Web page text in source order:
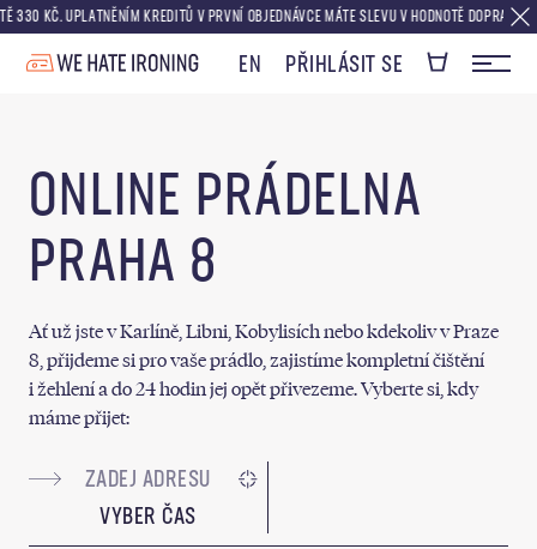
UPLATNĚNÍM KREDITŮ V PRVNÍ OBJEDNÁVCE MÁTE SLEVU V HODNOTĚ DOPRAVY
EN PŘIHLÁSIT SE
ONLINE PRÁDELNA
PRAHA 8
Ať už jste v Karlíně, Libni, Kobylisích nebo kdekoliv v Praze
8, přijdeme si pro vaše prádlo, zajistíme kompletní čištění
i žehlení a do 24 hodin jej opět přivezeme. Vyberte si, kdy
máme přijet:
VYBER ČAS